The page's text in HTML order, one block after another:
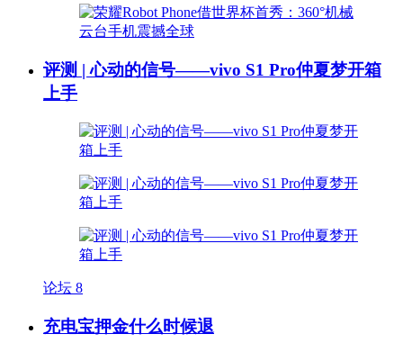
评测 | 心动的信号——vivo S1 Pro仲夏梦开箱
上手
论坛 8
充电宝押金什么时候退